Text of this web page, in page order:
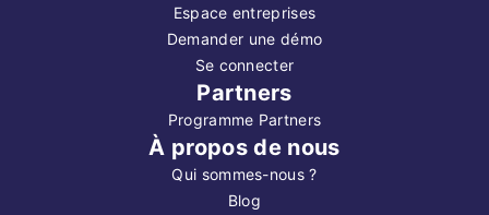
Espace entreprises
Demander une démo
Se connecter
Partners
Programme Partners
À propos de nous
Qui sommes-nous ?
Blog